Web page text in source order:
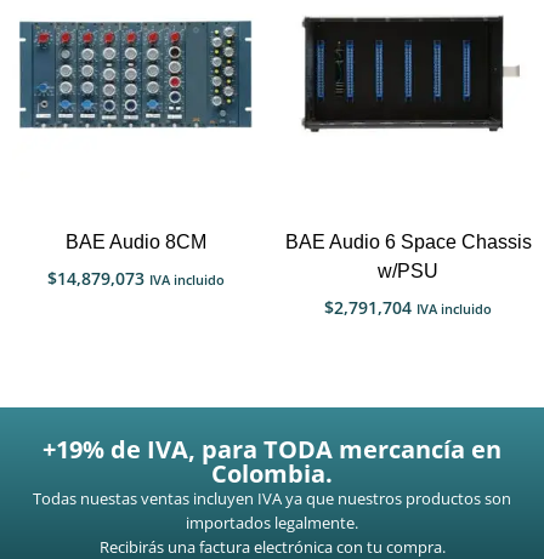
BAE Audio 8CM
$14,879,073 IVA incluido
BAE Audio 6 Space Chassis
w/PSU
$2,791,704 IVA incluido
+19% de IVA, para TODA mercancía en
Colombia.
Todas nuestas ventas incluyen IVA ya que nuestros productos son
importados legalmente.
Recibirás una factura electrónica con tu compra.